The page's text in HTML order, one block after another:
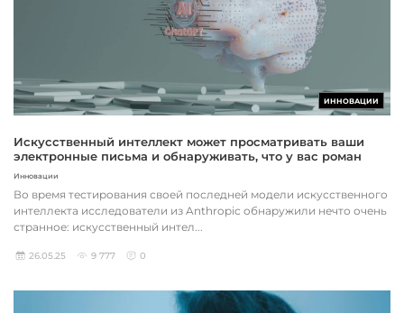
ИННОВАЦИИ
Искусственный интеллект может просматривать ваши
электронные письма и обнаруживать, что у вас роман
Инновации
Во время тестирования своей последней модели искусственного
интеллекта исследователи из Anthropic обнаружили нечто очень
странное: искусственный интел...
26.05.25 9 777 0